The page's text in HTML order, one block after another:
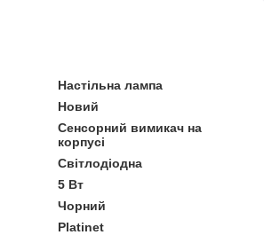
Настільна лампа
Новий
Сенсорний вимикач на
корпусі
Світлодіодна
5 Вт
Чорний
Platinet